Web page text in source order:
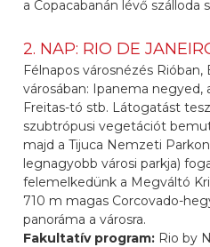
a Copacabanán lévő szálloda
2. NAP: RIO DE
Félnapos városnézés Rióban,
városában: Ipanema negyed,
Freitas-tó stb. Látogatást
szubtrópusi vegetációt
majd a Tijuca Nemzeti
legnagyobb városi parkja)
felemelkedünk a Megváltó
710 m magas Corcovado-
panoráma a városra.
Fakultatív program: Rio by